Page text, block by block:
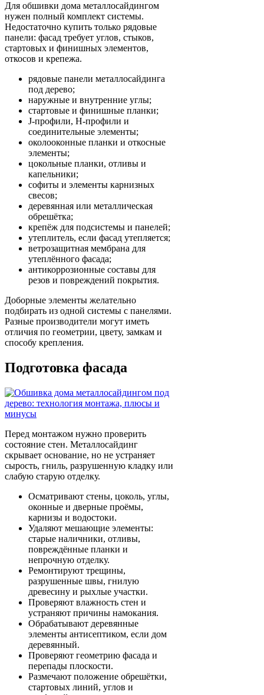
Для обшивки дома металлосайдингом
нужен полный комплект системы.
Недостаточно купить только рядовые
панели: фасад требует углов, стыков,
стартовых и финишных элементов,
откосов и крепежа.
рядовые панели металлосайдинга
под дерево;
наружные и внутренние углы;
стартовые и финишные планки;
J-профили, H-профили и
соединительные элементы;
околооконные планки и откосные
элементы;
цокольные планки, отливы и
капельники;
софиты и элементы карнизных
свесов;
деревянная или металлическая
обрешётка;
крепёж для подсистемы и панелей;
утеплитель, если фасад утепляется;
ветрозащитная мембрана для
утеплённого фасада;
антикоррозионные составы для
резов и повреждений покрытия.
Доборные элементы желательно
подбирать из одной системы с панелями.
Разные производители могут иметь
отличия по геометрии, цвету, замкам и
способу крепления.
Подготовка фасада
Перед монтажом нужно проверить
состояние стен. Металлосайдинг
скрывает основание, но не устраняет
сырость, гниль, разрушенную кладку или
слабую старую отделку.
Осматривают стены, цоколь, углы,
оконные и дверные проёмы,
карнизы и водостоки.
Удаляют мешающие элементы:
старые наличники, отливы,
повреждённые планки и
непрочную отделку.
Ремонтируют трещины,
разрушенные швы, гнилую
древесину и рыхлые участки.
Проверяют влажность стен и
устраняют причины намокания.
Обрабатывают деревянные
элементы антисептиком, если дом
деревянный.
Проверяют геометрию фасада и
перепады плоскости.
Размечают положение обрешётки,
стартовых линий, углов и